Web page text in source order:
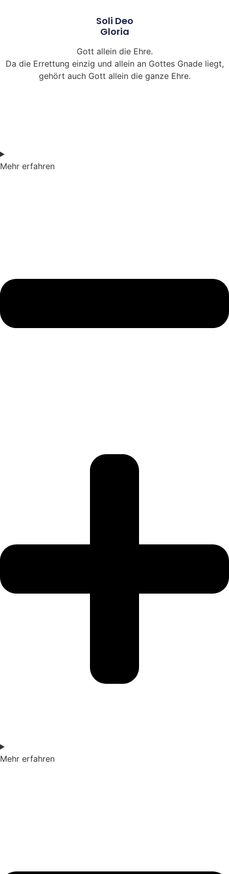
Soli Deo
Gloria
Gott allein die Ehre.
Da die Errettung einzig und allein an Gottes Gnade liegt,
gehört auch Gott allein die ganze Ehre.
Mehr erfahren
Mehr erfahren